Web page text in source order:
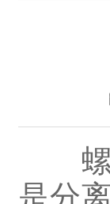
螺
是分